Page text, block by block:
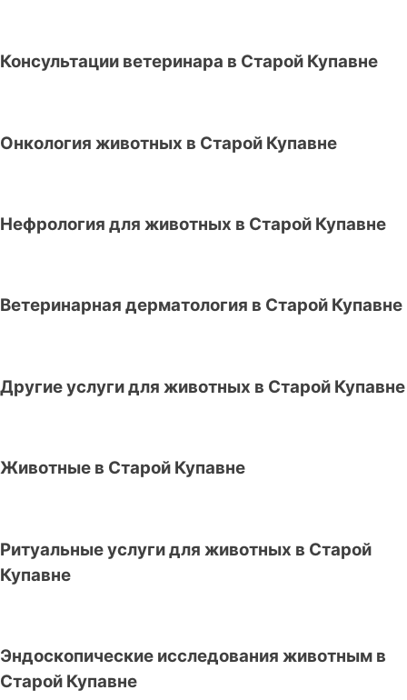
Консультации ветеринара в Старой Купавне
Онкология животных в Старой Купавне
Нефрология для животных в Старой Купавне
Ветеринарная дерматология в Старой Купавне
Другие услуги для животных в Старой Купавне
Животные в Старой Купавне
Ритуальные услуги для животных в Старой
Купавне
Эндоскопические исследования животным в
Старой Купавне